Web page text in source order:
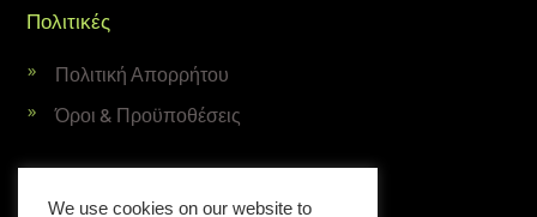
Πολιτικές
Πολιτική Απορρήτου
Όροι & Προϋποθέσεις
We use cookies on our website to